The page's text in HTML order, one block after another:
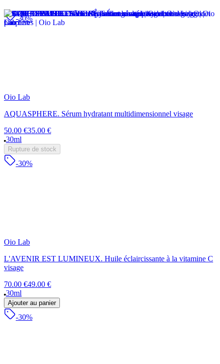
-30%
Oio Lab
AQUASPHERE. Sérum hydratant multidimensionnel visage
50.00 €35.00 €
30ml
Rupture de stock
-30%
Oio Lab
L'AVENIR EST LUMINEUX. Huile éclaircissante à la vitamine C
visage
70.00 €49.00 €
30ml
Ajouter au panier
-30%